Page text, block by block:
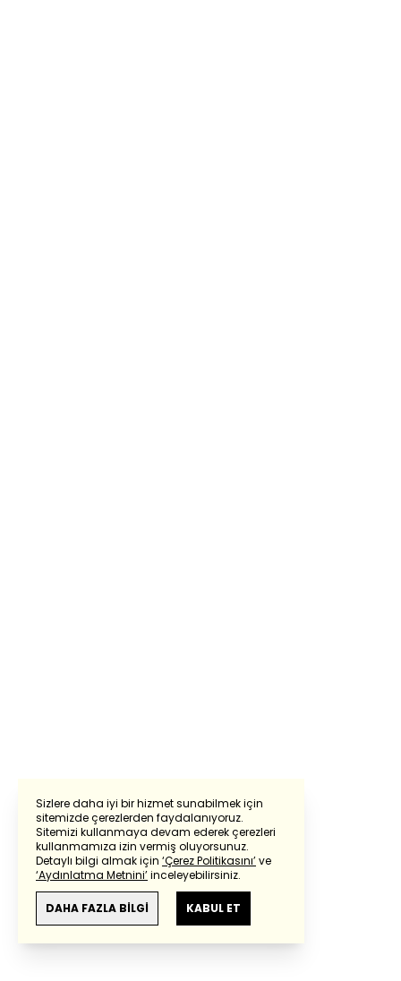
Sizlere daha iyi bir hizmet sunabilmek için
sitemizde çerezlerden faydalanıyoruz.
Sitemizi kullanmaya devam ederek çerezleri
kullanmamıza izin vermiş oluyorsunuz.
Detaylı bilgi almak için ‘Çerez Politikasını’ve
‘Aydınlatma Metnini’inceleyebilirsiniz.
DAHA FAZLA BİLGİ KABUL ET